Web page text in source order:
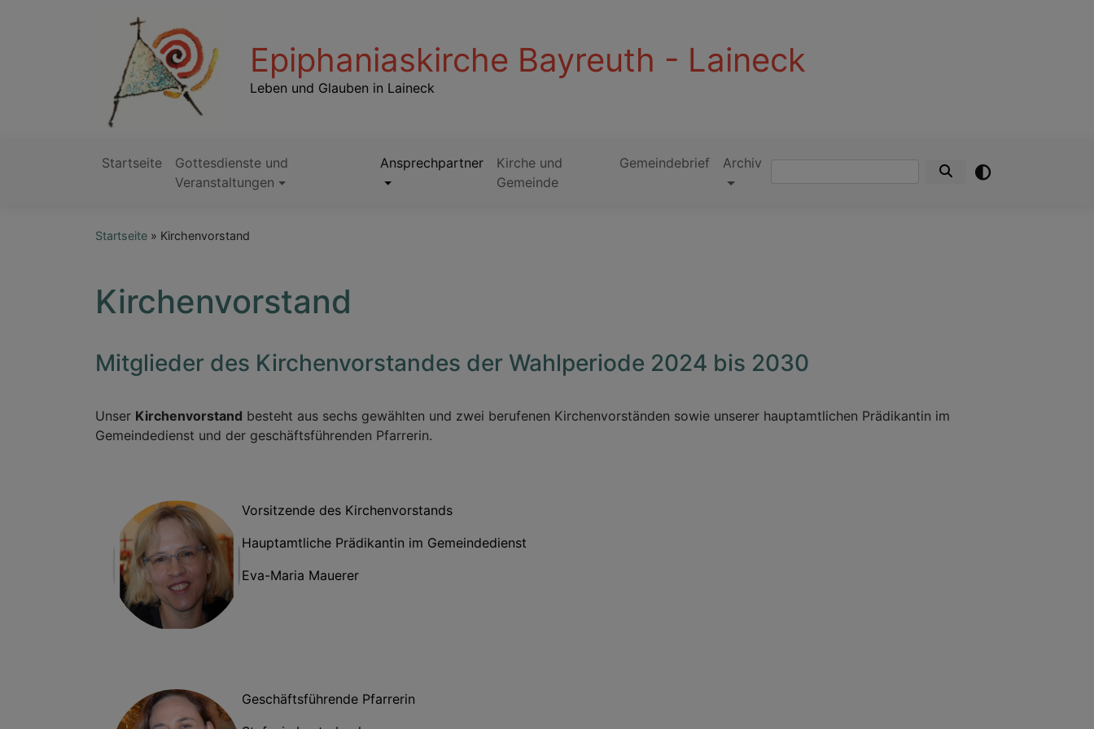
Epiphaniaskirche Bayreuth - Laineck
Leben und Glauben in Laineck
Hauptnavigation
Startseite
Gottesdienste und
Veranstaltungen
Ansprechpartner
Kirche und
Gemeinde
Gemeindebrief ArchivSuche
Startseite Kirchenvorstand
Kirchenvorstand
Mitglieder des Kirchenvorstandes der Wahlperiode 2024 bis 2030
Unser Kirchenvorstand besteht aus sechs gewählten und zwei berufenen Kirchenvorständen sowie unserer hauptamtlichen Prädikantin im
Gemeindedienst und der geschäftsführenden Pfarrerin.
Vorsitzende des Kirchenvorstands
Hauptamtliche Prädikantin im Gemeindedienst
Eva-Maria Mauerer
Geschäftsführende Pfarrerin